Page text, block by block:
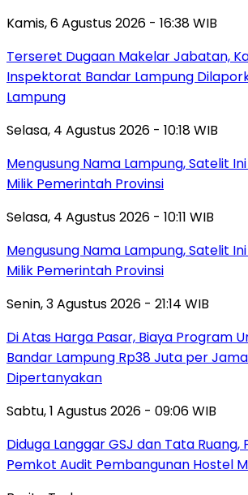
Kamis, 6 Agustus 2026 - 16:38 WIB
Terseret Dugaan Makelar Jabatan,
Inspektorat Bandar Lampung
Lampung
Selasa, 4 Agustus 2026 - 10:18 WIB
Mengusung Nama Lampung, Satelit
Milik Pemerintah Provinsi
Selasa, 4 Agustus 2026 - 10:11 WIB
Mengusung Nama Lampung, Satelit
Milik Pemerintah Provinsi
Senin, 3 Agustus 2026 - 21:14 WIB
Di Atas Harga Pasar, Biaya Program
Bandar Lampung Rp38 Juta per
Dipertanyakan
Sabtu, 1 Agustus 2026 - 09:06 WIB
Diduga Langgar GSJ dan Tata Ruang,
Pemkot Audit Pembangunan Hostel